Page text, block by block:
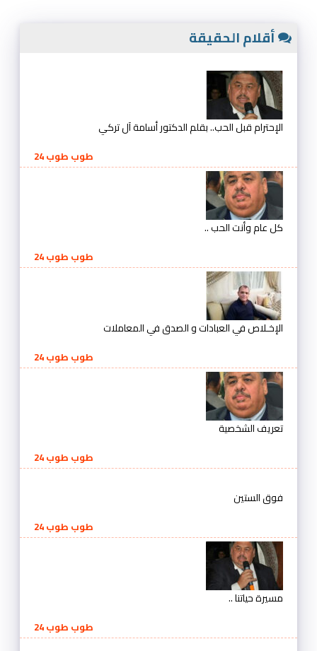
أقلام الحقيقة
الإحترام قبل الحب.. بقلم الدكتور أسامة آل تركي
طوب طوب 24
كل عام وأنت الحب ..
طوب طوب 24
الإخـلاص في العبادات و الصدق في المعاملات
طوب طوب 24
تعريف الشخصية
طوب طوب 24
فوق الستين
طوب طوب 24
مسيرة حياتنا ..
طوب طوب 24